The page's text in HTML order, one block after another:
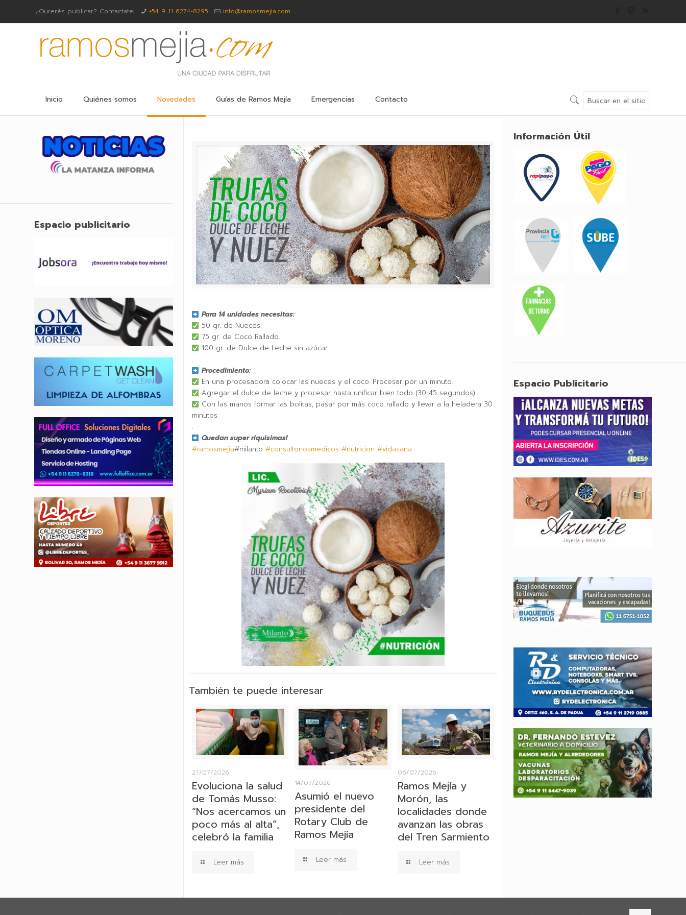
¿Qurerés publicar? Contactate: +54 9 11 6274-8295 info@ramosmejia.com
Inicio Quiénes somos Novedades Guías de Ramos Mejía Emergencias Contacto
Para 14 unidades necesitas:
50 gr. de Nueces.
75 gr. de Coco Rallado.
100 gr. de Dulce de Leche sin azúcar.
.
Procedimiento:
En una procesadora colocar las nueces y el coco. Procesar por un minuto.
Agregar el dulce de leche y procesar hasta unificar bien todo (30-45 segundos).
Con las manos formar las bolitas, pasar por más coco rallado y llevar a la heladera 30
minutos.
.
Quedan super riquisimas!
#ramosmejia#milanto #consultoriosmedicos #nutricion #vidasana
También te puede interesar
27/07/2026
Evoluciona la salud
de Tomás Musso:
“Nos acercamos un
poco más al alta”,
celebró la familia
Leer más
14/07/2026
Asumió el nuevo
presidente del
Rotary Club de
Ramos Mejía
Leer más
06/07/2026
Ramos Mejía y
Morón, las
localidades donde
avanzan las obras
del Tren Sarmiento
Leer más
Espacio publicitario
Información Útil
Espacio Publicitario